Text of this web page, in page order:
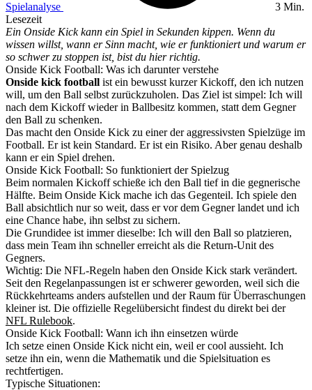
Spielanalyse
3 Min.
Lesezeit
Ein Onside Kick kann ein Spiel in Sekunden kippen. Wenn du
wissen willst, wann er Sinn macht, wie er funktioniert und warum er
so schwer zu stoppen ist, bist du hier richtig.
Onside Kick Football: Was ich darunter verstehe
Onside kick football ist ein bewusst kurzer Kickoff, den ich nutzen
will, um den Ball selbst zurückzuholen. Das Ziel ist simpel: Ich will
nach dem Kickoff wieder in Ballbesitz kommen, statt dem Gegner
den Ball zu schenken.
Das macht den Onside Kick zu einer der aggressivsten Spielzüge im
Football. Er ist kein Standard. Er ist ein Risiko. Aber genau deshalb
kann er ein Spiel drehen.
Onside Kick Football: So funktioniert der Spielzug
Beim normalen Kickoff schieße ich den Ball tief in die gegnerische
Hälfte. Beim Onside Kick mache ich das Gegenteil. Ich spiele den
Ball absichtlich nur so weit, dass er vor dem Gegner landet und ich
eine Chance habe, ihn selbst zu sichern.
Die Grundidee ist immer dieselbe: Ich will den Ball so platzieren,
dass mein Team ihn schneller erreicht als die Return-Unit des
Gegners.
Wichtig: Die NFL-Regeln haben den Onside Kick stark verändert.
Seit den Regelanpassungen ist er schwerer geworden, weil sich die
Rückkehrteams anders aufstellen und der Raum für Überraschungen
kleiner ist. Die offizielle Regelübersicht findest du direkt bei der
NFL Rulebook.
Onside Kick Football: Wann ich ihn einsetzen würde
Ich setze einen Onside Kick nicht ein, weil er cool aussieht. Ich
setze ihn ein, wenn die Mathematik und die Spielsituation es
rechtfertigen.
Typische Situationen: